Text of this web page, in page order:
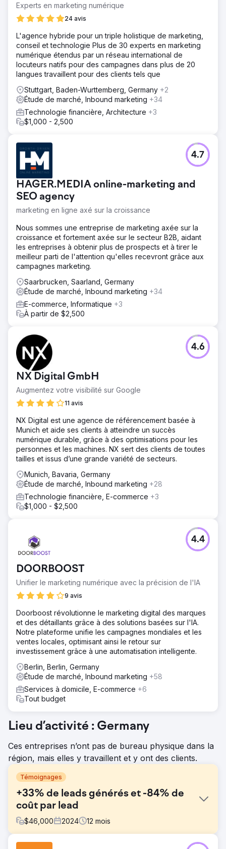
Experts en marketing numérique
24 avis
L'agence hybride pour un triple holistique de marketing,
conseil et technologie Plus de 30 experts en marketing
numérique étendus par un réseau international de
locuteurs natifs pour des campagnes dans plus de 20
langues travaillent pour des clients tels que
Stuttgart, Baden-Wurttemberg, Germany +2
Étude de marché, Inbound marketing +34
Technologie financière, Architecture +3
$1,000 - 2,500
HAGER.MEDIA online-marketing and
SEO agency
marketing en ligne axé sur la croissance
4.7
Nous sommes une entreprise de marketing axée sur la
croissance et fortement axée sur le secteur B2B, aidant
les entreprises à obtenir plus de prospects et à tirer le
meilleur parti de l'attention qu'elles recevront grâce aux
campagnes marketing.
Saarbrucken, Saarland, Germany
Étude de marché, Inbound marketing +34
E-commerce, Informatique +3
À partir de $2,500
NX Digital GmbH
Augmentez votre visibilité sur Google
11 avis
4.6
NX Digital est une agence de référencement basée à
Munich et aide ses clients à atteindre un succès
numérique durable, grâce à des optimisations pour les
personnes et les machines. NX sert des clients de toutes
tailles et issus d’une grande variété de secteurs.
Munich, Bavaria, Germany
Étude de marché, Inbound marketing +28
Technologie financière, E-commerce +3
$1,000 - $2,500
DOORBOOST
Unifier le marketing numérique avec la précision de l'IA
9 avis
4.4
Doorboost révolutionne le marketing digital des marques
et des détaillants grâce à des solutions basées sur l'IA.
Notre plateforme unifie les campagnes mondiales et les
ventes locales, optimisant ainsi le retour sur
investissement grâce à une automatisation intelligente.
Berlin, Berlin, Germany
Étude de marché, Inbound marketing +58
Services à domicile, E-commerce +6
Tout budget
Lieu d’activité : Germany
Ces entreprises n’ont pas de bureau physique dans la
région, mais elles y travaillent et y ont des clients.
Témoignages
+33% de leads générés et -84% de
coût par lead
$46,000 2024 12 mois